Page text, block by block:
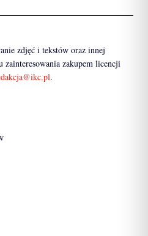
zdjęć i tekstów oraz innej
zakupem licencji
.